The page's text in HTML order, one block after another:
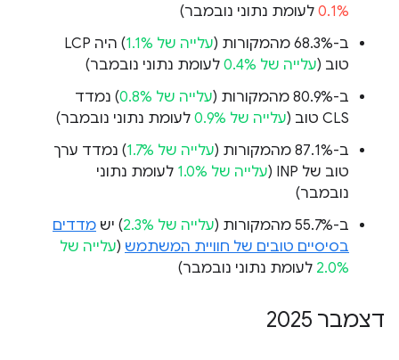
0.1% לעומת נתוני נובמבר)
ב-68.3% מהמקורות (
עלייה של 1.1%
) היה LCP
טוב (עלייה של 0.4%
לעומת נתוני נובמבר)
ב-80.9% מהמקורות (
עלייה של 0.8%
) נמדד
CLS טוב (
עלייה של 0.9%
לעומת נתוני נובמבר)
ב-87.1% מהמקורות (
עלייה של 1.7%
) נמדד ערך
טוב של INP (
עלייה של 1.0%
לעומת נתוני
נובמבר)
ב-55.7% מהמקורות (
עלייה של 2.3% ) יש מדדים
בסיסיים טובים של חוויית המשתמש (עלייה של
2.0% לעומת נתוני נובמבר)
דצמבר 2025